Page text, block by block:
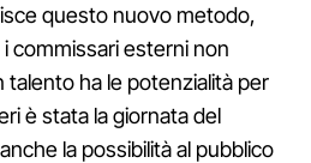
questo nuovo metodo,
commissari esterni non
talento ha le potenzialità per
è stata la giornata del
la possibilità al pubblico